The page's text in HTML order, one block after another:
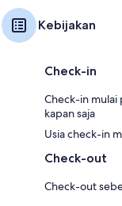
Kebijakan
Check-in
Check-in mulai
kapan saja
Usia check-in
Check-out
Check-out